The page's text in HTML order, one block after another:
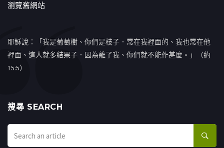
瀏覽舊網站
耶穌說：「我是葡萄樹、你們是枝子．常在我裡面的、我也常在他
裡面、這人就多結果子．因為離了我、你們就不能作甚麼。」（約
15:5）
搜㝷 SEARCH